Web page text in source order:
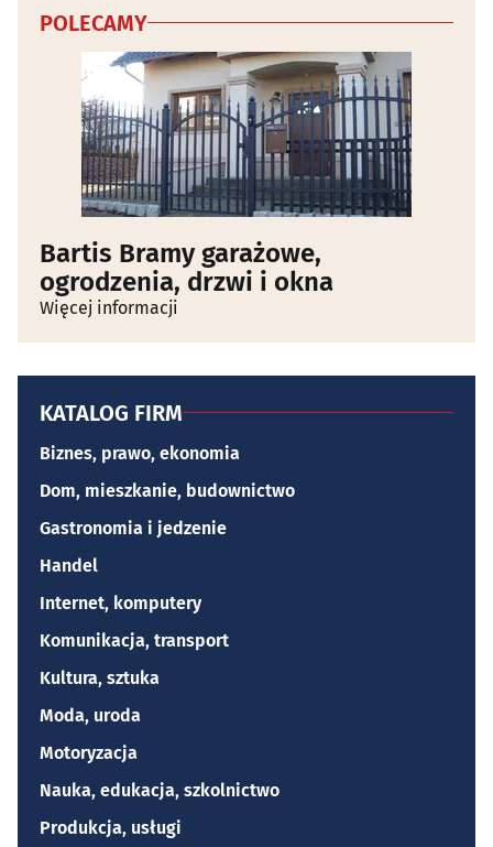
POLECAMY
Bartis Bramy garażowe,
ogrodzenia, drzwi i okna
Więcej informacji
KATALOG FIRM
Biznes, prawo, ekonomia
Dom, mieszkanie, budownictwo
Gastronomia i jedzenie
Handel
Internet, komputery
Komunikacja, transport
Kultura, sztuka
Moda, uroda
Motoryzacja
Nauka, edukacja, szkolnictwo
Produkcja, usługi